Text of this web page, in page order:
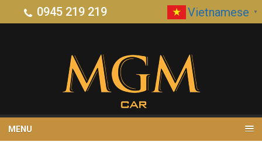
0945 219 219 Vietnamese ▼
MENU